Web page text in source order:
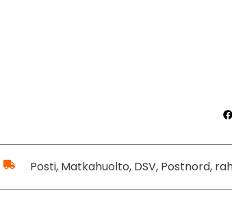
Posti, Matkahuolto, DSV, Postnord,